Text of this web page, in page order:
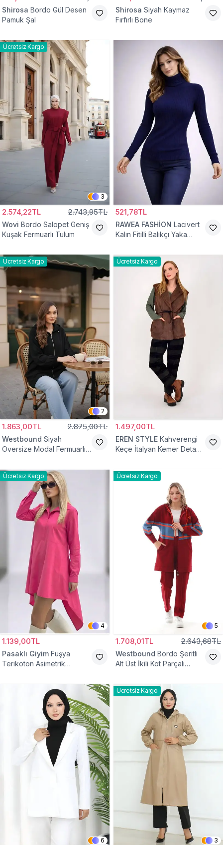
Shirosa Bordo Gül Desen
Pamuk Şal
Shirosa Siyah Kaymaz
Fırfırlı Bone
Ücretsiz Kargo
3
2.574,22TL 2.743,95TL
Wovi Bordo Salopet Geniş
Kuşak Fermuarlı Tulum
521,78TL
RAWEA FASHİON Lacivert
Kalın Fitilli Balıkçı Yaka
Ücretsiz Kargo
2
1.863,00TL 2.875,00TL
Westbound Siyah
Oversize Modal Fermuarlı
Ücretsiz Kargo
1.497,00TL
EREN STYLE Kahverengi
Keçe İtalyan Kemer Detaylı
Ücretsiz Kargo
4
1.139,00TL
Pasaklı Giyim Fuşya
Terikoton Asimetrik
Ücretsiz Kargo
5
1.708,01TL 2.643,68TL
Westbound Bordo Şeritli
Alt Üst İkili Kot Parçalı
6
Ücretsiz Kargo
3